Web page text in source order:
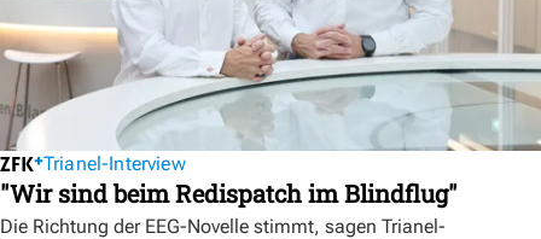
Trianel-Interview
"Wir sind beim Redispatch im Blindflug"
Die Richtung der EEG-Novelle stimmt, sagen Trianel-